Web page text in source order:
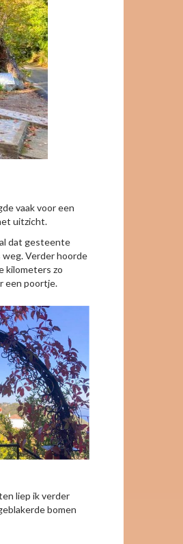
vaak voor een
uitzicht.
dat gesteente
weg. Verder hoorde
kilometers zo
een poortje.
liep ik verder
bomen